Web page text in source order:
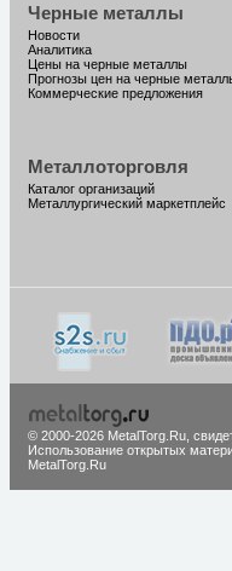
Черные металлы
Новости
Аналитика
Цены на черные металлы
Прогнозы цен на черные
Коммерческие предложения
Металлоторговля
Каталог организаций
Металлургический маркетплейс
© 2000-2026 MetalTorg.Ru,
Использование открытых
MetalTorg.Ru